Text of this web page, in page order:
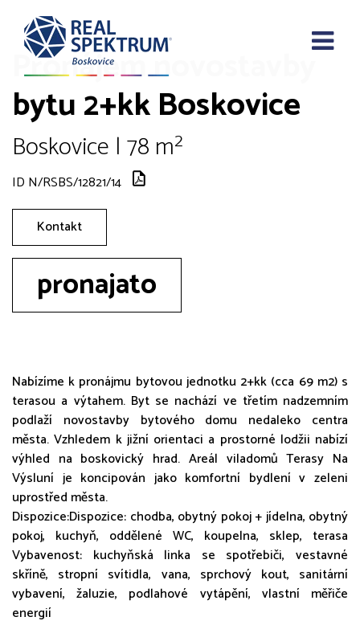
Pronájem novostavby
bytu 2+kk Boskovice
Boskovice | 78 m²
ID N/RSBS/12821/14
Kontakt
pronajato
Nabízíme k pronájmu bytovou jednotku 2+kk (cca 69 m2) s
terasou a výtahem. Byt se nachází ve třetím nadzemním
podlaží novostavby bytového domu nedaleko centra
města. Vzhledem k jižní orientaci a prostorné lodžii nabízí
výhled na boskovický hrad. Areál viladomů Terasy Na
Výsluní je koncipován jako komfortní bydlení v zeleni
uprostřed města.
Dispozice:Dispozice: chodba, obytný pokoj + jídelna, obytný
pokoj, kuchyň, oddělené WC, koupelna, sklep, terasa
Vybavenost: kuchyňská linka se spotřebiči, vestavné
skříně, stropní svítidla, vana, sprchový kout, sanitární
vybavení, žaluzie, podlahové vytápění, vlastní měřiče
energií